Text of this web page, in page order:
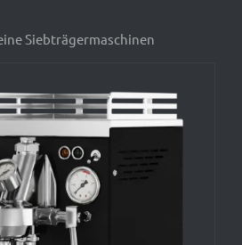
Siebträgermaschinen